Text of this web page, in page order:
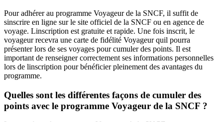
Pour adhérer au programme Voyageur de la SNCF, il suffit de
sinscrire en ligne sur le site officiel de la SNCF ou en agence de
voyage. Linscription est gratuite et rapide. Une fois inscrit, le
voyageur recevra une carte de fidélité Voyageur quil pourra
présenter lors de ses voyages pour cumuler des points. Il est
important de renseigner correctement ses informations personnelles
lors de linscription pour bénéficier pleinement des avantages du
programme.
Quelles sont les différentes façons de cumuler des
points avec le programme Voyageur de la SNCF ?